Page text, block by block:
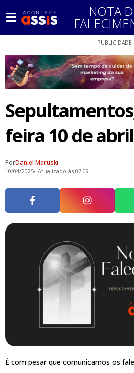
NOTA
PUBLICIDADE
feira 10 de
PorDaniel Maruski
10/04/2025 Atualizado às 07:09
É com pesar que comunicamos os